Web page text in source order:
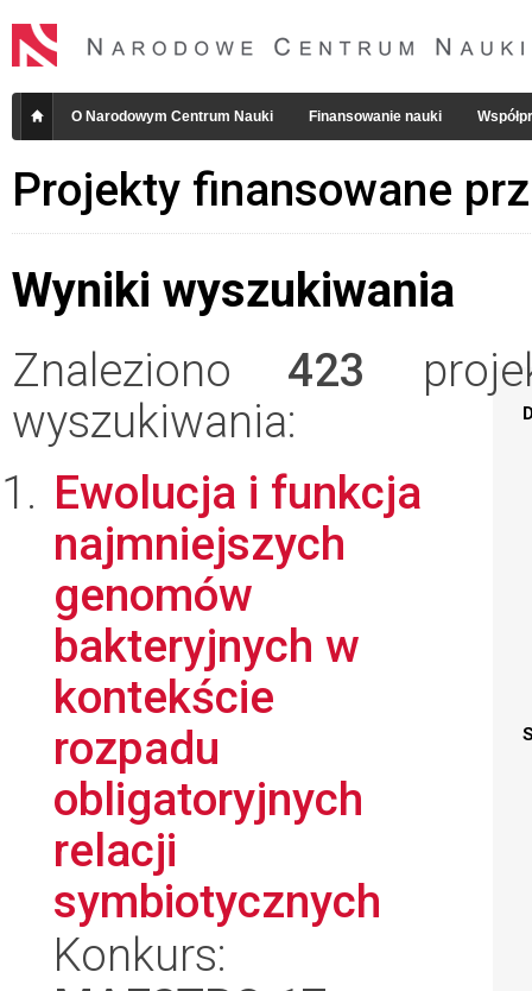
O Narodowym Centrum Nauki Finansowanie nauki
Projekty finansowane
Wyniki wyszukiwania
Znaleziono 423
wyszukiwania:
Ewolucja i funkcja
najmniejszych
genomów
bakteryjnych w
kontekście
rozpadu
obligatoryjnych
relacji
symbiotycznych
Konkurs: